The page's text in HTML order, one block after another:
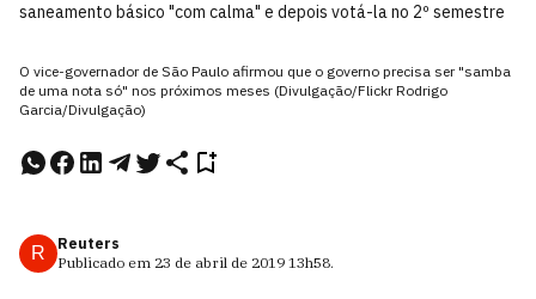
saneamento básico "com calma" e depois votá-la no 2º semestre
O vice-governador de São Paulo afirmou que o governo precisa ser "samba
de uma nota só" nos próximos meses (Divulgação/Flickr Rodrigo
Garcia/Divulgação)
R
Reuters
Publicado em 23 de abril de 2019 13h58.